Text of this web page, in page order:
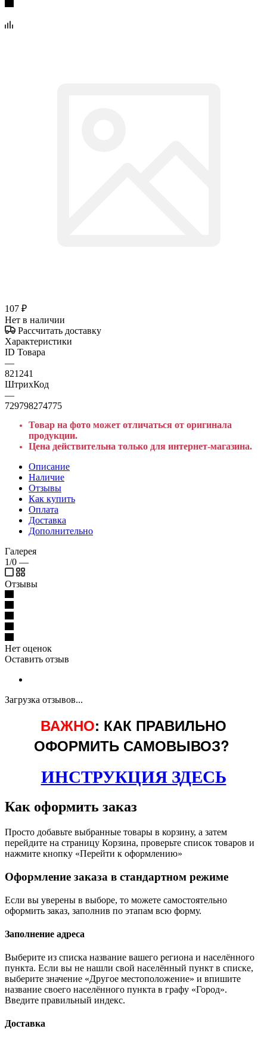
107 ₽
Нет в наличии
Рассчитать доставку
Характеристики
ID Товара
—
821241
ШтрихКод
—
729798274775
Товар на фото может отличаться от оригинала
продукции.
Цена действительна только для интернет-магазина.
Описание
Наличие
Отзывы
Как купить
Оплата
Доставка
Дополнительно
Галерея
1/0 —
Отзывы
Нет оценок
Оставить отзыв
Загрузка отзывов...
ВАЖНО: КАК ПРАВИЛЬНО
ОФОРМИТЬ САМОВЫВОЗ?
ИНСТРУКЦИЯ ЗДЕСЬ
Как оформить заказ
Просто добавьте выбранные товары в корзину, а затем
перейдите на страницу Корзина, проверьте список товаров и
нажмите кнопку «Перейти к оформлению»
Оформление заказа в стандартном режиме
Если вы уверены в выборе, то можете самостоятельно
оформить заказ, заполнив по этапам всю форму.
Заполнение адреса
Выберите из списка название вашего региона и населённого
пункта. Если вы не нашли свой населённый пункт в списке,
выберите значение «Другое местоположение» и впишите
название своего населённого пункта в графу «Город».
Введите правильный индекс.
Доставка